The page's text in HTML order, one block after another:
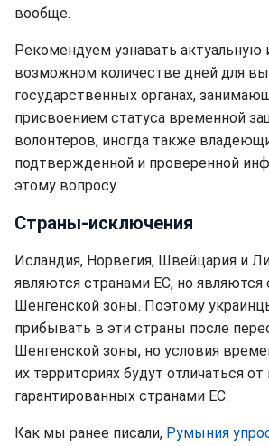
вообще.
Рекомендуем узнавать
возможном количестве дней для
государственных органах,
присвоением статуса временной
волонтеров, иногда также
подтвержденной и проверенной
этому вопросу.
Страны-исключения
Исландия, Норвегия, Швейцария и
являются странами ЕС, но являются
Шенгенской зоны. Поэтому
прибывать в эти страны после
Шенгенской зоны, но условия
их территориях будут отличаться от
гарантированных странами ЕС.
Как мы ранее писали, Румыния